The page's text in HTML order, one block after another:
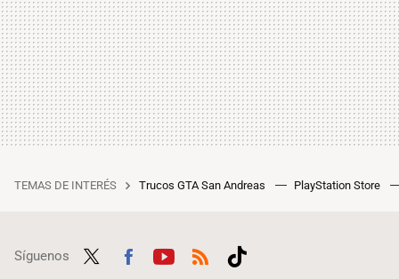
TEMAS DE INTERÉS Trucos GTA San Andreas PlayStation Store
Síguenos